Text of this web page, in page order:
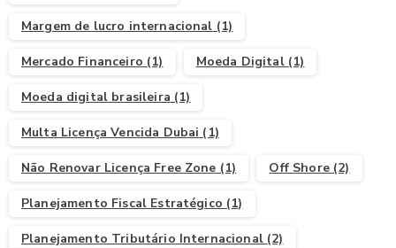
Margem de lucro internacional (1)
Mercado Financeiro (1) Moeda Digital(1)
Moeda digital brasileira (1)
Multa Licença Vencida Dubai (1)
Não Renovar Licença Free Zone (1) Off Shore(2)
Planejamento Fiscal Estratégico (1)
Planejamento Tributário Internacional(2)